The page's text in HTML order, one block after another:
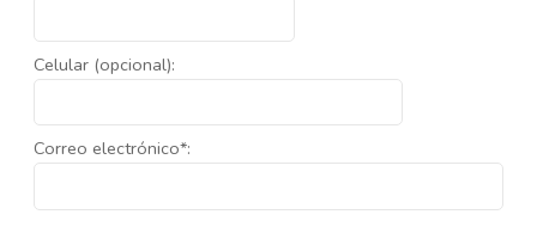
Celular (opcional):
Correo electrónico*: